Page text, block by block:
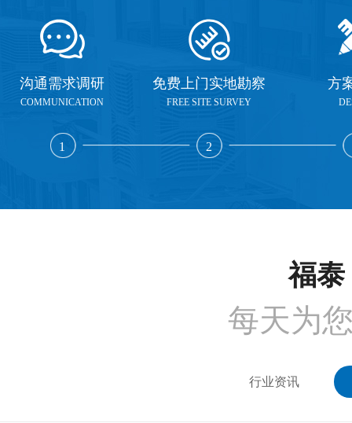
沟通需求调研
COMMUNICATION
1
免费上门实地勘察
FREE SITE SURVEY
2
方
福泰
每天为
行业资讯